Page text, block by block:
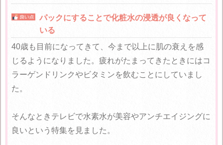
パックにすることで化粧水の浸透が良くなって
いる
40歳も目前になってきて、今まで以上に肌の衰えを感
じるようになりました。疲れがたまってきたときにはコ
ラーゲンドリンクやビタミンを飲むことにしていまし
た。
そんなときテレビで水素水が美容やアンチエイジングに
良いという特集を見ました。